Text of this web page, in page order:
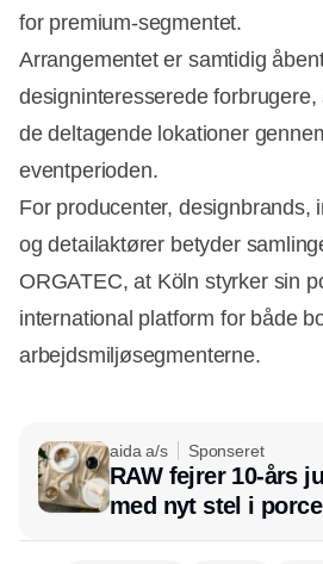
for premium-segmentet.
Arrangementet er samtidig
designinteresserede forbrugere,
de deltagende lokationer
eventperioden.
For producenter, designbrands,
og detailaktører betyder
ORGATEC, at Köln styrker sin
international platform for både
arbejdsmiljøsegmenterne.
aida a/s Sponseret
RAW fejrer 10-års
med nyt stel i